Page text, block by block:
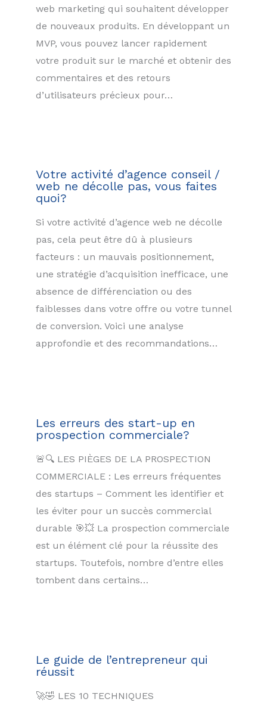
web marketing qui souhaitent développer
de nouveaux produits. En développant un
MVP, vous pouvez lancer rapidement
votre produit sur le marché et obtenir des
commentaires et des retours
d’utilisateurs précieux pour…
Votre activité d’agence conseil /
web ne décolle pas, vous faites
quoi?
Si votre activité d’agence web ne décolle
pas, cela peut être dû à plusieurs
facteurs : un mauvais positionnement,
une stratégie d’acquisition inefficace, une
absence de différenciation ou des
faiblesses dans votre offre ou votre tunnel
de conversion. Voici une analyse
approfondie et des recommandations…
Les erreurs des start-up en
prospection commerciale?
🚨🔍 LES PIÈGES DE LA PROSPECTION
COMMERCIALE : Les erreurs fréquentes
des startups – Comment les identifier et
les éviter pour un succès commercial
durable 🎯💥 La prospection commerciale
est un élément clé pour la réussite des
startups. Toutefois, nombre d’entre elles
tombent dans certains…
Le guide de l’entrepreneur qui
réussit
🚀🤣 LES 10 TECHNIQUES